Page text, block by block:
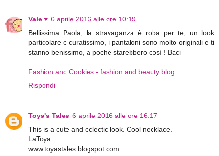
Vale ♥ 6 aprile 2016 alle ore 10:19
Bellissima Paola, la stravaganza è roba per te, un look
particolare e curatissimo, i pantaloni sono molto originali e ti
stanno benissimo, a poche starebbero così ! Baci
Fashion and Cookies - fashion and beauty blog
Rispondi
Toya's Tales 6 aprile 2016 alle ore 16:17
This is a cute and eclectic look. Cool necklace.
LaToya
www.toyastales.blogspot.com